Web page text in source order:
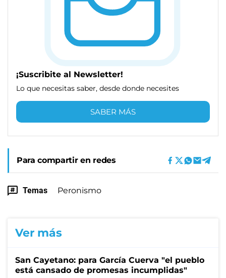
¡Suscribite al Newsletter!
Lo que necesitas saber, desde donde necesites
SABER MÁS
Para compartir en redes
Temas Peronismo
Ver más
San Cayetano: para García Cuerva "el pueblo
está cansado de promesas incumplidas"